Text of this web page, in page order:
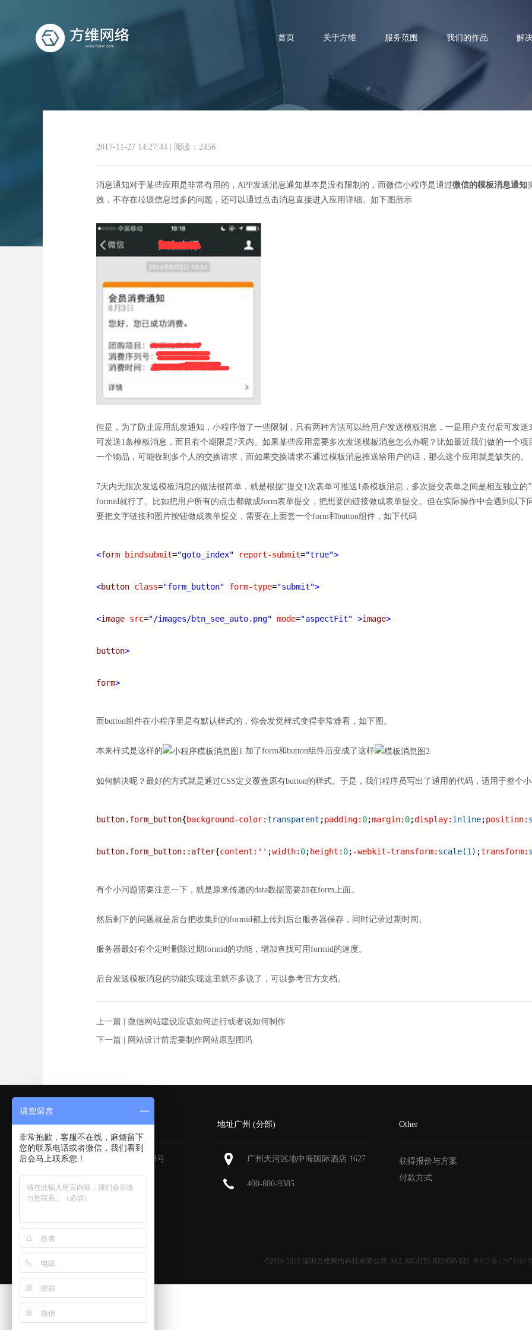
首页 关于方维 服务范围 我们的作品 解
微信小程序简单收集formid无限次发送
2017-11-27 14:27:44 阅读：2456
消息通知对于某些应用是非常有用的，APP发送消息通知基本是没有限制的，而微信小程序是通过微信的模板消息通知
效，不存在垃圾信息过多的问题，还可以通过点击消息直接进入应用详细。如下图所示
但是，为了防止应用乱发通知，小程序做了一些限制，只有两种方法可以给用户发送模板消息，一是用户支付后可发
可发送1条模板消息，而且有个期限是7天内。如果某些应用需要多次发送模板消息怎么办呢？比如最近我们做的一个
一个物品，可能收到多个人的交换请求，而如果交换请求不通过模板消息推送给用户的话，那么这个应用就是缺失的。
7天内无限次发送模板消息的做法很简单，就是根据“提交1次表单可推送1条模板消息，多次提交表单之间是相互独立
formid就行了。比如把用户所有的点击都做成form表单提交，把想要的链接做成表单提交。但在实际操作中会遇到以下
要把文字链接和图片按钮做成表单提交，需要在上面套一个form和button组件，如下代码
<form bindsubmit="goto_index" report-submit="true">
<button class="form_button" form-type="submit">
<image src="/images/btn_see_auto.png" mode="aspectFit" >image>
button>
form>
而button组件在小程序里是有默认样式的，你会发觉样式变得非常难看，如下图。
本来样式是这样的 加了form和button组件后变成了这样
如何解决呢？最好的方式就是通过CSS定义覆盖原有button的样式。于是，我们程序员写出了通用的代码，适用于整个
button.form_button{background-color:transparent ;padding: 0;margin: 0;display: inline;position:
button.form_button::after{content: '' ;width: 0; height: 0; -webkit-transform: scale(1) ;transform:
有个小问题需要注意一下，就是原来传递的data数据需要加在form上面。
然后剩下的问题就是后台把收集到的formid都上传到后台服务器保存，同时记录过期时间。
服务器最好有个定时删除过期formid的功能，增加查找可用formid的速度。
后台发送模板消息的功能实现这里就不多说了，可以参考官方文档。
上一篇 | 微信网站建设应该如何进行或者说如何制作
下一篇 | 网站设计前需要制作网站原型图吗
深圳 (总部)
深圳福田区深南大道6013号
400-800-9385
地址广州 (分部)
广州天河区地中海国际酒店 1627
400-800-9385
Other
获得报价与方案
付款方式
©2010-2025 深圳方维网络科技有限公司 ALL RIGHTS RESERVED. 粤ICP备12071064
请您留言
非常抱歉，客服不在线，麻烦留下
您的联系电话或者微信，我们看到
后会马上联系您！